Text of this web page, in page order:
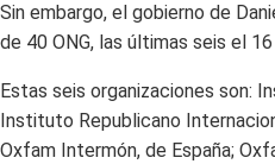
Sin embargo, el gobierno de
de 40 ONG, las últimas seis el
Estas seis organizaciones son:
Instituto Republicano
Oxfam Intermón, de España;